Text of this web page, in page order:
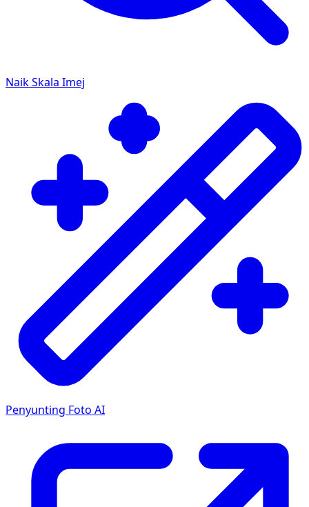
Naik Skala Imej
Penyunting Foto AI